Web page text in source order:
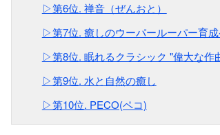
▷第6位. 禅音（ぜんおと）
▷第7位. 癒しのウーパールーパー育
▷第8位. 眠れるクラシック "偉大な作
▷第9位. 水と自然の癒し
▷第10位. PECO(ペコ)